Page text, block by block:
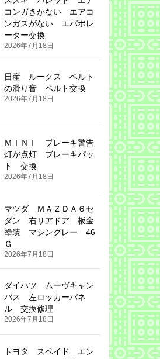
コンガきかない エアコ
ンガスがない エバボレ
ーター交換
2026年7月18日
日産 ルークス ベルト
の滑り音 ベルト交換
2026年7月18日
ＭＩＮＩ ブレーキ警告
灯が点灯 ブレーキパッ
ト 交換
2026年7月18日
マツダ ＭＡＺＤＡ６セ
ダン 右リアドア 板金
塗装 マシングレー 46
Ｇ
2026年7月18日
ダイハツ ムーヴキャン
バス 左ロッカーパネ
ル 交換修理
2026年7月18日
トヨタ スペイド エン